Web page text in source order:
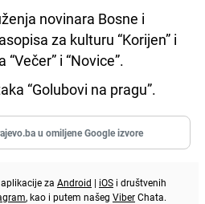
novinara Bosne i
za kulturu “Korijen” i
i “Novice”.
“Golubovi na pragu”.
u omiljene Google izvore
za Android | iOS i društvenih
, kao i putem našeg ViberChata.